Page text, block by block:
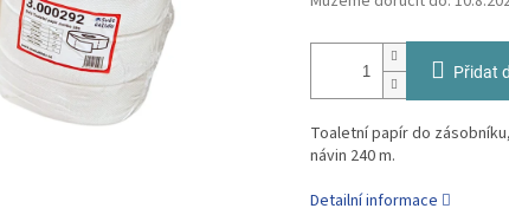
Přidat
Toaletní papír do
návin 240 m.
Detailní informace